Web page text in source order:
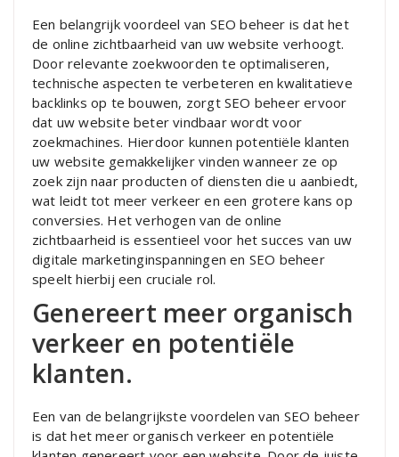
Een belangrijk voordeel van SEO beheer is dat het
de online zichtbaarheid van uw website verhoogt.
Door relevante zoekwoorden te optimaliseren,
technische aspecten te verbeteren en kwalitatieve
backlinks op te bouwen, zorgt SEO beheer ervoor
dat uw website beter vindbaar wordt voor
zoekmachines. Hierdoor kunnen potentiële klanten
uw website gemakkelijker vinden wanneer ze op
zoek zijn naar producten of diensten die u aanbiedt,
wat leidt tot meer verkeer en een grotere kans op
conversies. Het verhogen van de online
zichtbaarheid is essentieel voor het succes van uw
digitale marketinginspanningen en SEO beheer
speelt hierbij een cruciale rol.
Genereert meer organisch
verkeer en potentiële
klanten.
Een van de belangrijkste voordelen van SEO beheer
is dat het meer organisch verkeer en potentiële